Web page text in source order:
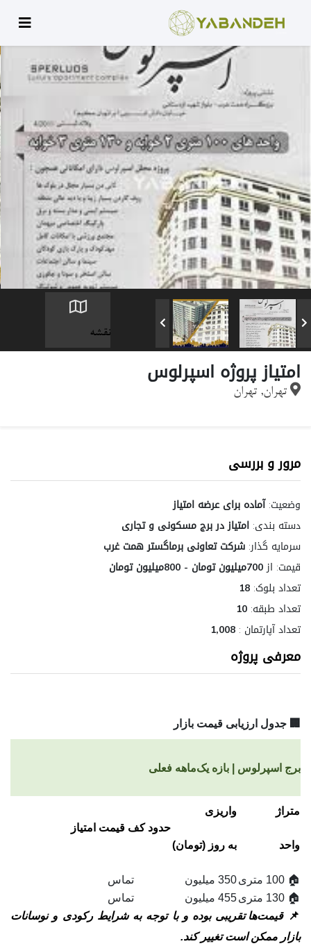
نقشه
امتیاز پروژه اسپرلوس
تهران, تهران
مرور و بررسی
وضعیت: آماده برای عرضه امتیاز
دسته بندی: امتیاز در برج مسکونی و تجاری
سرمایه گذار: شرکت تعاونی برماگستر همت غرب
قیمت: از700میلیون تومان - 800میلیون تومان
تعداد بلوک: 18
تعداد طبقه: 10
تعداد آپارتمان : 1,008
معرفی پروژه
🏢 جدول ارزیابی قیمت بازار
برج اسپرلوس | بازه یک‌ماهه فعلی
متراژ
واحد
واریزی
به‌ روز (تومان)
حدود کف قیمت امتیاز
🏠 100 متری 350 میلیون
تماس
🏠 130 متری
455 میلیون
تماس
📌قیمت‌ها تقریبی بوده و با توجه به شرایط رکودی و نوسانات
بازار ممکن است تغییر کند.